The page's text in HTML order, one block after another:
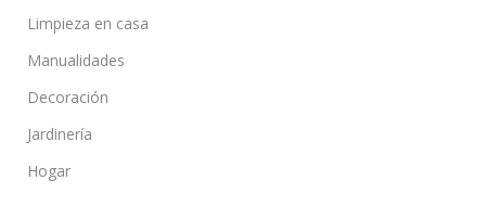
Limpieza en casa
Manualidades
Decoración
Jardinería
Hogar